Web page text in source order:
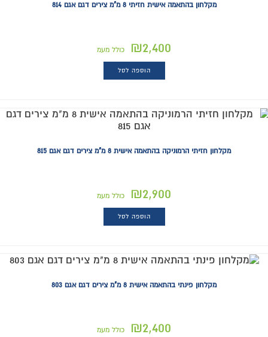
מקלחון בהתאמה אישית חזיתי 8 מ"מ צירים דגם אגם 814
₪2,400 כולל מעמ
הוספה לסל
מקלחון חזיתי הרמוניקה בהתאמה אישית 8 מ"מ צירים דגם אגם 815
₪2,900 כולל מעמ
הוספה לסל
מקלחון פינתי בהתאמה אישית 8 מ"מ צירים דגם אגם 803
₪2,400 כולל מעמ